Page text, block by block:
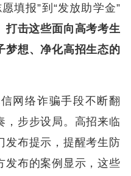
填报”到“发放助学金”
打击这些面向高考考生
梦想、净化高招生态的
网络诈骗手段不断翻
，步步设局。高招来临
发布提示，提醒考生防
发布的案例显示，这些